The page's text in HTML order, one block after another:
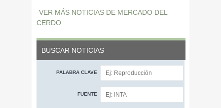
VER MÁS NOTICIAS DE MERCADO DEL
CERDO
BUSCAR NOTICIAS
PALABRA CLAVE
FUENTE